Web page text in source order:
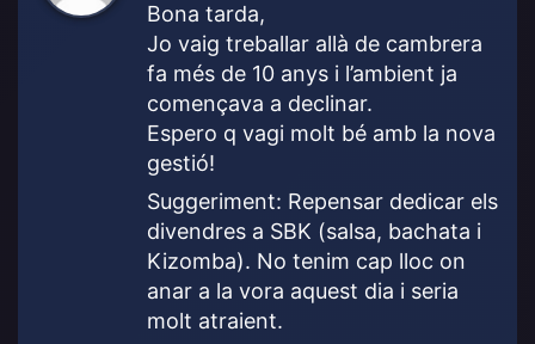
e
:
Bona tarda,
Jo vaig treballar allà de cambrera
fa més de 10 anys i l’ambient ja
començava a declinar.
Espero q vagi molt bé amb la nova
gestió!
Suggeriment: Repensar dedicar els
divendres a SBK (salsa, bachata i
Kizomba). No tenim cap lloc on
anar a la vora aquest dia i seria
molt atraient.